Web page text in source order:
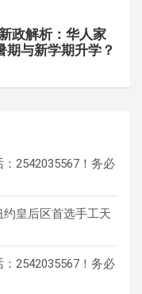
政解析：华人家
期与新学期升学？
2542035567！务必
皇后区首选手工天
2542035567！务必